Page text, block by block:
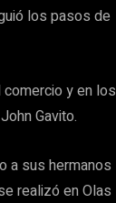
los pasos de
y en los
Gavito.
a sus hermanos
realizó en Olas